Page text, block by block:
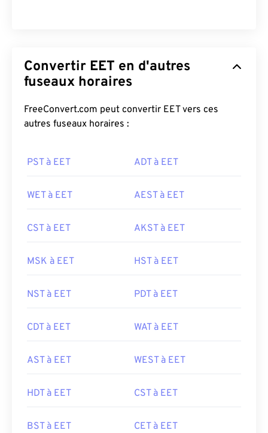
Convertir EET en d'autres
fuseaux horaires
FreeConvert.com peut convertir EET vers ces
autres fuseaux horaires :
PST à EET ADT à EET
WET à EET AEST à EET
CST à EET AKST à EET
MSK à EET HST à EET
NST à EET PDT à EET
CDT à EET WAT à EET
AST à EET WEST à EET
HDT à EET CST à EET
BST à EET CET à EET